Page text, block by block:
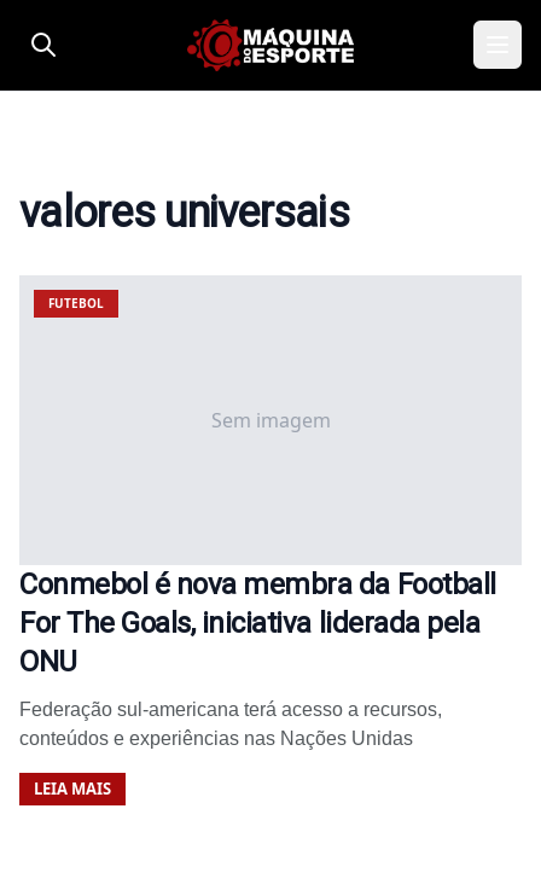
valores universais
Sem imagem
FUTEBOL
Conmebol é nova membra da Football
For The Goals, iniciativa liderada pela
ONU
Federação sul-americana terá acesso a recursos,
conteúdos e experiências nas Nações Unidas
LEIA MAIS